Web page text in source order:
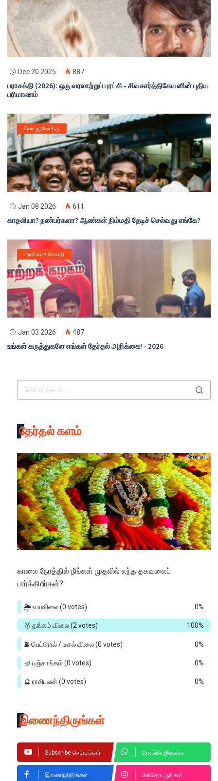
Dec 20 2025 887
பராசக்தி (2026): ஒரு வரலாற்றுப் புரட்சி - சிவகார்த்திகேயனின் புதிய
பரிமாணம்
பொழுதுபோக்கு
Jan 08 2026 611
காதலியா? நண்பர்களா? ஆண்கள் நிம்மதி தேடிச் செல்வது எங்கே?
அண்மைச் செய்தி
Jan 03 2026 487
உங்கள் கருத்துகளே எங்கள் தேர்தல் அறிக்கை! - 2026
தேர்தல் களம்
காலை நேரத்தில் நீங்கள் முதலில் எந்த தகவலைப்
பார்க்கிறீர்கள்?
0%
🌦️ வானிலை(0 votes)
100%
🥇 தங்கம் விலை(2 votes)
0%
⛽ பெட்ரோல் / டீசல் விலை(0 votes)
0%
🪔 பஞ்சாங்கம்(0 votes)
0%
🔮 ராசிபலன் (0 votes)
இணைந்திருங்கள்
Subscribe செய்யுங்கள் சேனலில் இணைக
இணைந்திடுங்கள் பின்தொடருங்கள்